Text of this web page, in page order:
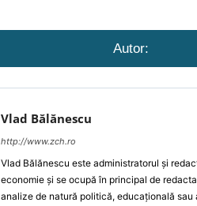
Autor:
Vlad Bălănescu
http://www.zch.ro
Vlad Bălănescu este administratorul și
economie și se ocupă în principal de
analize de natură politică, educațională